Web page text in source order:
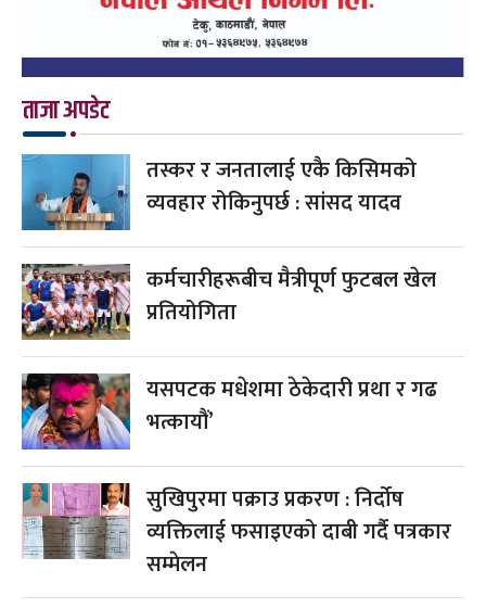
ताजा अपडेट
तस्कर र जनतालाई एकै किसिमको
व्यवहार रोकिनुपर्छ : सांसद यादव
कर्मचारीहरूबीच मैत्रीपूर्ण फुटबल खेल
प्रतियोगिता
यसपटक मधेशमा ठेकेदारी प्रथा र गढ
भत्कायौं’
सुखिपुरमा पक्राउ प्रकरण : निर्दोष
व्यक्तिलाई फसाइएको दाबी गर्दै पत्रकार
सम्मेलन